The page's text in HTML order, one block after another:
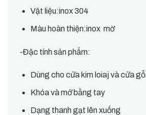
Vật liệu:inox 304
Màu hoàn thiện:inox mờ
-Đặc tính sản phẩm:
Dùng cho cửa kim loiaj và cửa gỗ
Khóa và mở bằng tay
Dạng thanh gạt lên xuống